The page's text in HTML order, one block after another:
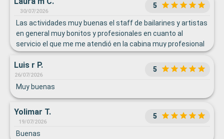
30/07/2026
5
Las actividades muy buenas el staff de bailarines y artistas
en general muy bonitos y profesionales en cuanto al
servicio el que me me atendió en la cabina muy profesional
y complaciente.Felicitaciones para todos!!!
Luis r P.
26/07/2026
5
Muy buenas
Yolimar T.
19/07/2026
5
Buenas